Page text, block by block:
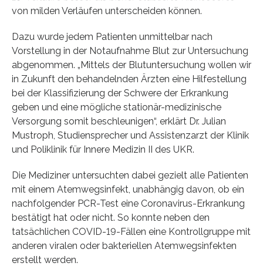
von milden Verläufen unterscheiden können.
Dazu wurde jedem Patienten unmittelbar nach
Vorstellung in der Notaufnahme Blut zur Untersuchung
abgenommen. „Mittels der Blutuntersuchung wollen wir
in Zukunft den behandelnden Ärzten eine Hilfestellung
bei der Klassifizierung der Schwere der Erkrankung
geben und eine mögliche stationär-medizinische
Versorgung somit beschleunigen“, erklärt Dr. Julian
Mustroph, Studiensprecher und Assistenzarzt der Klinik
und Poliklinik für Innere Medizin II des UKR.
Die Mediziner untersuchten dabei gezielt alle Patienten
mit einem Atemwegsinfekt, unabhängig davon, ob ein
nachfolgender PCR-Test eine Coronavirus-Erkrankung
bestätigt hat oder nicht. So konnte neben den
tatsächlichen COVID-19-Fällen eine Kontrollgruppe mit
anderen viralen oder bakteriellen Atemwegsinfekten
erstellt werden.